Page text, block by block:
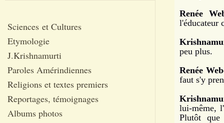
Sciences et Cultures
Etymologie
J.Krishnamurti
Paroles Amérindiennes
Religions et textes premiers
Reportages, témoignages
Albums photos
Renée
l'éducateur
peu plus.
Renée
faut s'y
lui-même,
Plutôt que